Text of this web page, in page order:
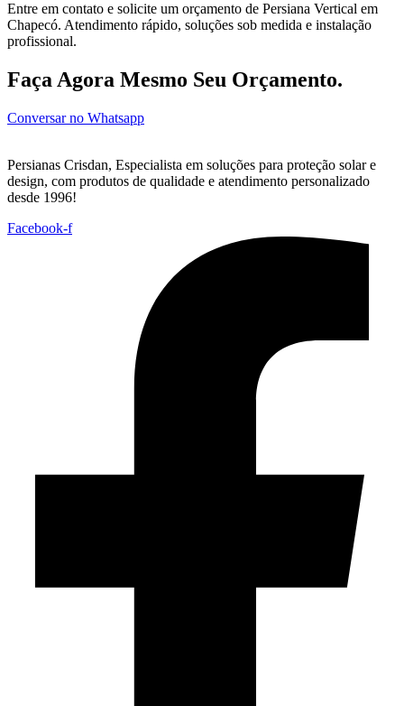
Entre em contato e solicite um orçamento de Persiana Vertical em
Chapecó. Atendimento rápido, soluções sob medida e instalação
profissional.
Faça Agora Mesmo Seu Orçamento.
Conversar no Whatsapp
Persianas Crisdan, Especialista em soluções para proteção solar e
design, com produtos de qualidade e atendimento personalizado
desde 1996!
Facebook-f